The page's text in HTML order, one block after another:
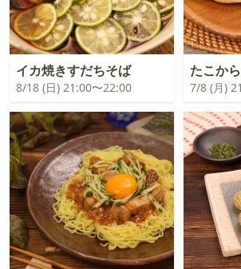
イカ焼きすだちそば
8/18 (日) 21:00〜22:00
たこか
7/8 (月)